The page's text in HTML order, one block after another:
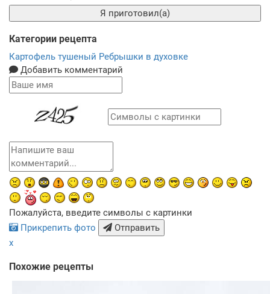
Я приготовил(а)
Категории рецепта
Картофель тушеный Ребрышки в духовке
Добавить комментарий
Пожалуйста, введите символы с картинки
Прикрепить фото
Отправить
x
Похожие рецепты